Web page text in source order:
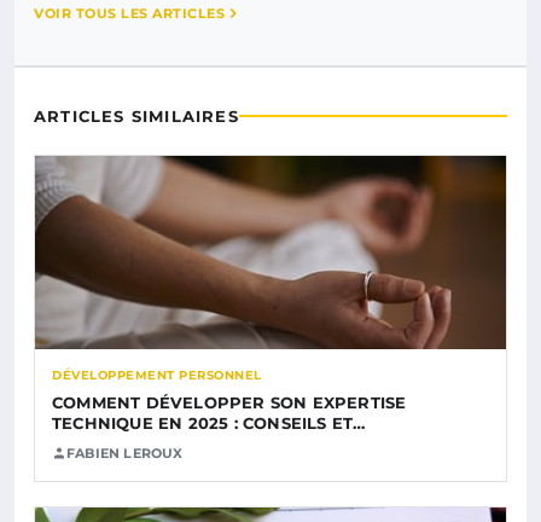
VOIR TOUS LES ARTICLES
ARTICLES SIMILAIRES
DÉVELOPPEMENT PERSONNEL
COMMENT DÉVELOPPER SON EXPERTISE
TECHNIQUE EN 2025 : CONSEILS ET…
FABIEN LEROUX